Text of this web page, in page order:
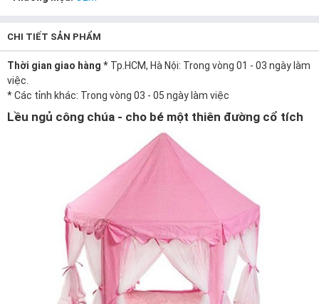
CHI TIẾT SẢN PHẨM
Thời gian giao hàng * Tp.HCM, Hà Nội: Trong vòng 01 - 03 ngày làm
việc.
* Các tỉnh khác: Trong vòng 03 - 05 ngày làm việc
Lều ngủ công chúa - cho bé một thiên đường cổ tích